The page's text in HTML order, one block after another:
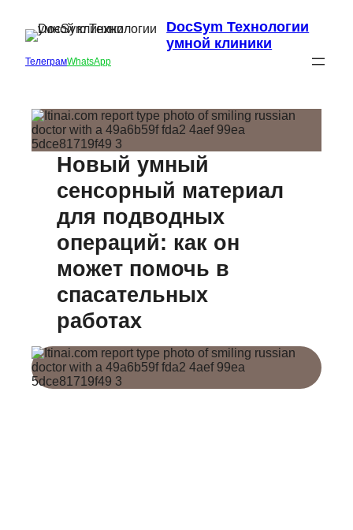
DocSym Технологии
умной клиники
ТелеграмWhatsApp
Новый умный
сенсорный материал
для подводных
операций: как он
может помочь в
спасательных
работах